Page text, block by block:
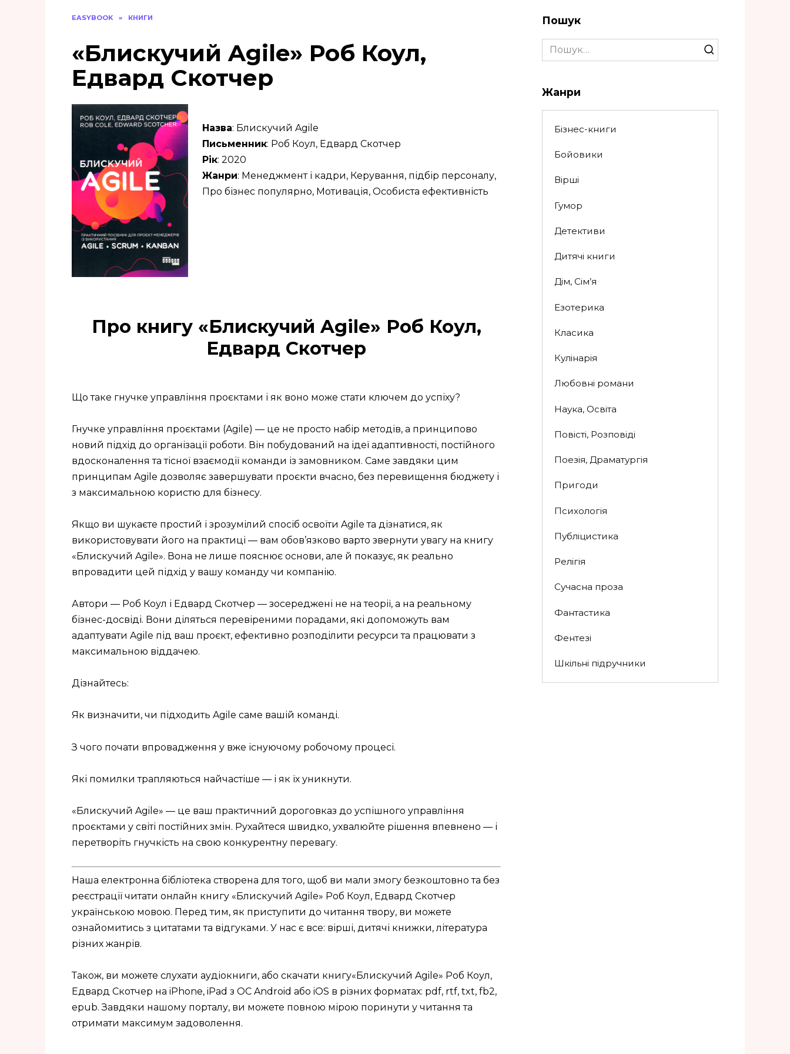
EASYBOOK » КНИГИ
«Блискучий Agile» Роб Коул,
Едвард Скотчер
Назва: Блискучий Agile
Письменник: Роб Коул, Едвард Скотчер
Рік: 2020
Жанри: Менеджмент і кадри, Керування, підбір персоналу,
Про бізнес популярно, Мотивація, Особиста ефективність
Про книгу «Блискучий Agile» Роб Коул,
Едвард Скотчер
Що таке гнучке управління проєктами і як воно може стати ключем до успіху?
Гнучке управління проєктами (Agile) — це не просто набір методів, а принципово
новий підхід до організації роботи. Він побудований на ідеї адаптивності, постійного
вдосконалення та тісної взаємодії команди із замовником. Саме завдяки цим
принципам Agile дозволяє завершувати проєкти вчасно, без перевищення бюджету і
з максимальною користю для бізнесу.
Якщо ви шукаєте простий і зрозумілий спосіб освоїти Agile та дізнатися, як
використовувати його на практиці — вам обов’язково варто звернути увагу на книгу
«Блискучий Agile». Вона не лише пояснює основи, але й показує, як реально
впровадити цей підхід у вашу команду чи компанію.
Автори — Роб Коул і Едвард Скотчер — зосереджені не на теорії, а на реальному
бізнес-досвіді. Вони діляться перевіреними порадами, які допоможуть вам
адаптувати Agile під ваш проєкт, ефективно розподілити ресурси та працювати з
максимальною віддачею.
Дізнайтесь:
Як визначити, чи підходить Agile саме вашій команді.
З чого почати впровадження у вже існуючому робочому процесі.
Які помилки трапляються найчастіше — і як їх уникнути.
«Блискучий Agile» — це ваш практичний дороговказ до успішного управління
проєктами у світі постійних змін. Рухайтеся швидко, ухвалюйте рішення впевнено — і
перетворіть гнучкість на свою конкурентну перевагу.
Наша електронна бібліотека створена для того, щоб ви мали змогу безкоштовно та без
реєстрації читати онлайн книгу «Блискучий Agile» Роб Коул, Едвард Скотчер
українською мовою. Перед тим, як приступити до читання твору, ви можете
ознайомитись з цитатами та відгуками. У нас є все: вірші, дитячі книжки, література
різних жанрів.
Також, ви можете слухати аудіокниги, або скачати книгу«Блискучий Agile» Роб Коул,
Едвард Скотчер на iPhone, iPad з ОС Android або iOS в різних форматах: pdf, rtf, txt, fb2,
epub. Завдяки нашому порталу, ви можете повною мірою поринути у читання та
отримати максимум задоволення.
Пошук
Search
for:
Жанри
Бізнес-книги
Бойовики
Вірші
Гумор
Детективи
Дитячі книги
Дім, Сім’я
Езотерика
Класика
Кулінарія
Любовні романи
Наука, Освіта
Повісті, Розповіді
Поезія, Драматургія
Пригоди
Психологія
Публіцистика
Релігія
Сучасна проза
Фантастика
Фентезі
Шкільні підручники